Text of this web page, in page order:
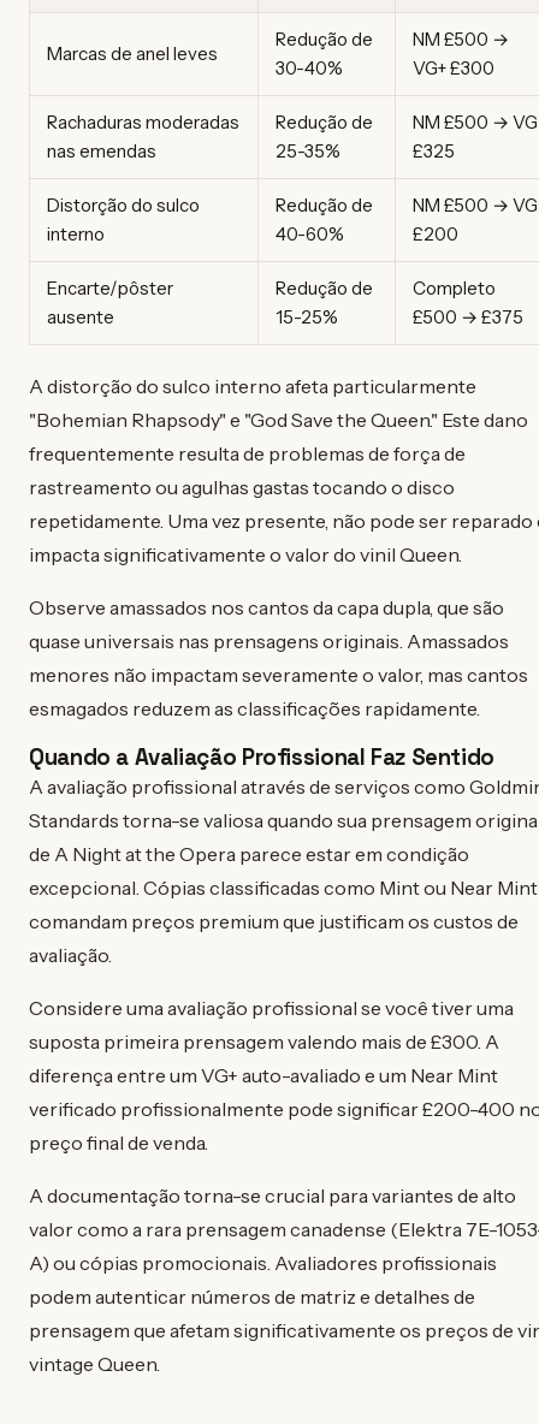
Marcas de anel leves
Redução de
30-40%
NM £500 →
VG+ £300
Rachaduras moderadas
nas emendas
Redução de
25-35%
NM £500 → VG
£325
Distorção do sulco
interno
Redução de
40-60%
NM £500 → VG
£200
Encarte/pôster
ausente
Redução de
15-25%
Completo
£500 → £375
A distorção do sulco interno afeta particularmente
"Bohemian Rhapsody" e "God Save the Queen." Este dano
frequentemente resulta de problemas de força de
rastreamento ou agulhas gastas tocando o disco
repetidamente. Uma vez presente, não pode ser reparado
impacta significativamente o valor do vinil Queen.
Observe amassados nos cantos da capa dupla, que são
quase universais nas prensagens originais. Amassados
menores não impactam severamente o valor, mas cantos
esmagados reduzem as classificações rapidamente.
Quando a Avaliação Profissional Faz Sentido
A avaliação profissional através de serviços como
Standards torna-se valiosa quando sua prensagem
de A Night at the Opera parece estar em condição
excepcional. Cópias classificadas como Mint ou Near Mint
comandam preços premium que justificam os custos de
avaliação.
Considere uma avaliação profissional se você tiver uma
suposta primeira prensagem valendo mais de £300. A
diferença entre um VG+ auto-avaliado e um Near Mint
verificado profissionalmente pode significar £200-400
preço final de venda.
A documentação torna-se crucial para variantes de alto
valor como a rara prensagem canadense (Elektra 7E-
A) ou cópias promocionais. Avaliadores profissionais
podem autenticar números de matriz e detalhes de
prensagem que afetam significativamente os preços de
vintage Queen.